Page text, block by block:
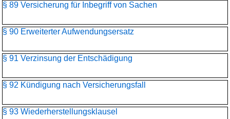
§ 89 Versicherung für Inbegriff von Sachen
§ 90 Erweiterter Aufwendungsersatz
§ 91 Verzinsung der Entschädigung
§ 92 Kündigung nach Versicherungsfall
§ 93 Wiederherstellungsklausel